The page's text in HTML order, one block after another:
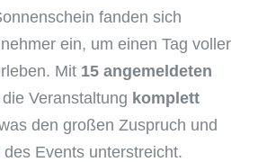
fanden sich
ein, um einen Tag voller
Mit 15 angemeldeten
Veranstaltung komplett
den großen Zuspruch und
Events unterstreicht.